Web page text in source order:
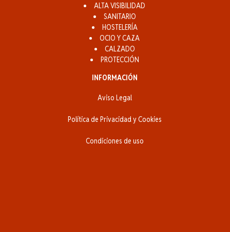
ALTA VISIBILIDAD
SANITARIO
HOSTELERÍA
OCIO Y CAZA
CALZADO
PROTECCIÓN
INFORMACIÓN
Aviso Legal
Política de Privacidad y Cookies
Condiciones de uso